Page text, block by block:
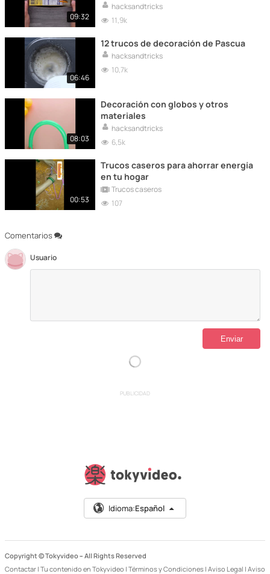
Comentarios
Usuario
09:32
hacksandtricks
11,9k
06:46
12 trucos de decoración de Pascua
hacksandtricks
10,7k
08:03
Decoración con globos y otros
materiales
hacksandtricks
6,5k
00:53
Trucos caseros para ahorrar energía
en tu hogar
Trucos caseros
107
PUBLICIDAD
Idioma:Español
Copyright © Tokyvideo – All Rights Reserved
Contactar | Tu contenido en Tokyvideo | Términos y Condiciones | Aviso Legal | Aviso